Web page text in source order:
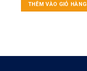
THÊM VÀO GIỎ HÀNG